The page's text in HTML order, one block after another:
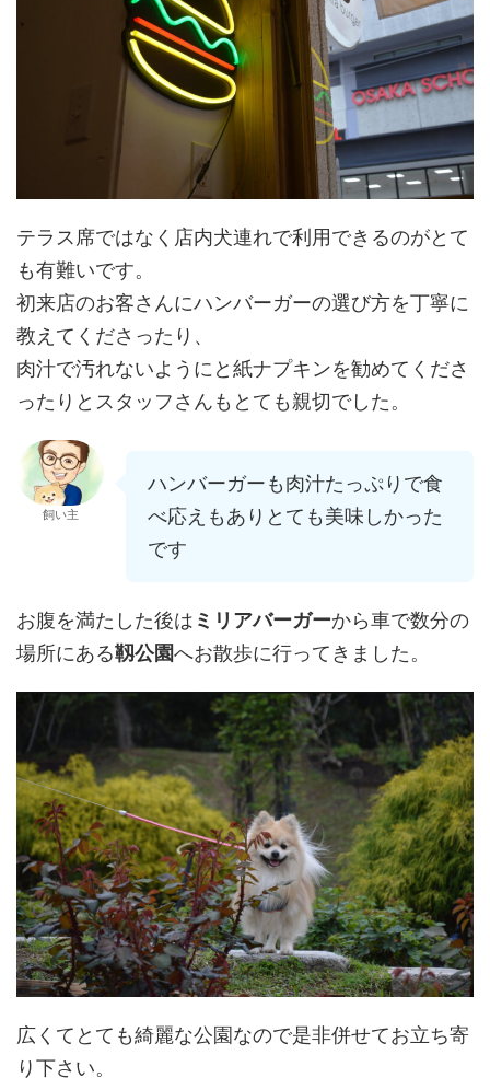
テラス席ではなく店内犬連れで利用できるのがとて
も有難いです。
初来店のお客さんにハンバーガーの選び方を丁寧に
教えてくださったり、
肉汁で汚れないようにと紙ナプキンを勧めてくださ
ったりとスタッフさんもとても親切でした。
飼い主
ハンバーガーも肉汁たっぷりで食
べ応えもありとても美味しかった
です
お腹を満たした後は ミリアバーガーから車で数分の
場所にある靱公園へお散歩に行ってきました。
広くてとても綺麗な公園なので是非併せてお立ち寄
り下さい。